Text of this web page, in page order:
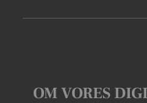
OM VORES